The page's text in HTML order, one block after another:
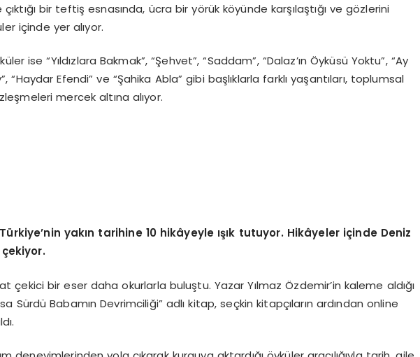
çıktığı bir teftiş esnasında, ücra bir yörük köyünde karşılaştığı ve gözlerini
içinde yer alıyor.
ise “Yıldızlara Bakmak”, “Şehvet”, “Saddam”, “Dalaz’ın Öyküsü Yoktu”, “Ay
“Haydar Efendi” ve “Şahika Abla” gibi başlıklarla farklı yaşantıları, toplumsal
mercek altına alıyor.
yakın tarihine 10 hikâyeyle ışık tutuyor. Hikâyeler içinde Deniz
çekiyor.
çekici bir eser daha okurlarla buluştu. Yazar Yılmaz Özdemir’in kaleme aldığı
Sürdü Babamın Devrimciliği” adlı kitap, seçkin kitapçıların ardından online